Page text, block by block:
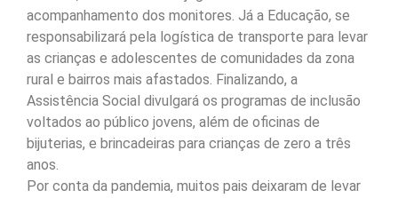
acompanhamento dos monitores. Já a Educação, se
responsabilizará pela logística de transporte para levar
as crianças e adolescentes de comunidades da zona
rural e bairros mais afastados. Finalizando, a
Assistência Social divulgará os programas de inclusão
voltados ao público jovens, além de oficinas de
bijuterias, e brincadeiras para crianças de zero a três
anos.
Por conta da pandemia, muitos pais deixaram de levar